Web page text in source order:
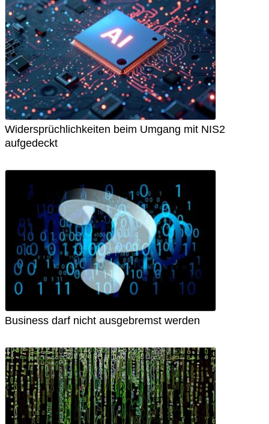
Widersprüchlichkeiten beim Umgang mit NIS2
aufgedeckt
Business darf nicht ausgebremst werden